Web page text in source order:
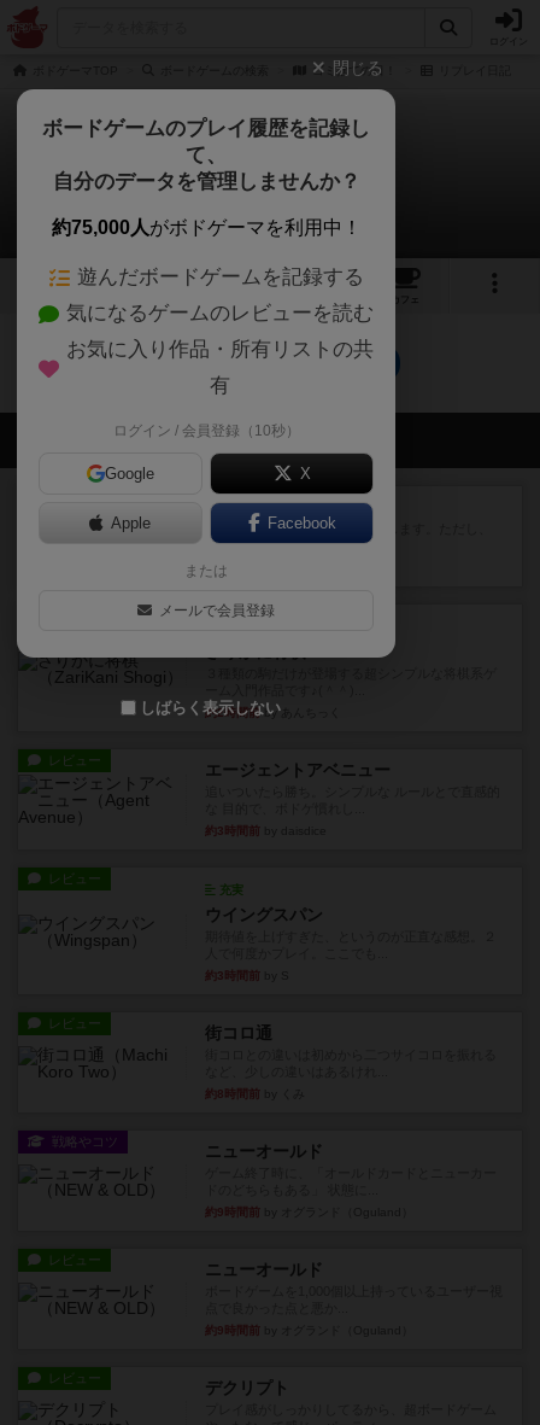
ゴミ捨ての日！
ゴミ捨ての日！
0件のリプレイ日記
2 1
カフェ
ゴミ捨ての日！のトップに戻る
会員の新しい投稿
ふたつの街の物語
タイルを4×4で並べて街づくりします。ただし、
街は各プレイヤーの間にあ...
約2時間前
ルール/インスト
約2時間前by あんちっく
レビュー エージェントアベニュー
約3時間前
レビュー
充実
ウイングスパン
約3時間前
レビュー 街コロ通
約8時間前
戦略やコツ ニューオールド
約9時間前
レビュー ニューオールド
約9時間前
レビュー デクリプト
閉じる
ボードゲームのプレイ履歴を記録し
て、
自分のデータを管理しませんか？
約75,000人がボドゲーマを利用中！
遊んだボードゲームを記録する
気になるゲームのレビューを読む
お気に入り作品・所有リストの共
有
ログイン / 会員登録（10秒）
Google X
Apple Facebook
または
メールで会員登録
しばらく表示しない